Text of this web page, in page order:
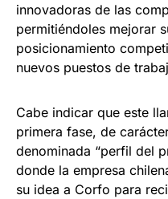
innovadoras de las
permitiéndoles mejorar
posicionamiento
nuevos puestos de
Cabe indicar que este
primera fase, de
denominada “perfil del
donde la empresa
su idea a Corfo para